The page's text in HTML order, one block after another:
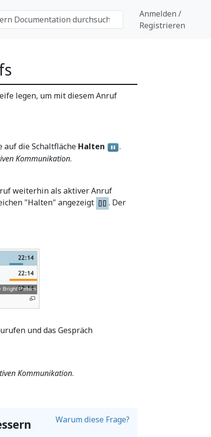
Anmelden /
Registrieren
legen, um mit diesem Anruf
auf die Schaltfläche Halten
.
Kommunikation.
weiterhin als aktiver Anruf
"Halten" angezeigt
. Der
und das Gespräch
Kommunikation.
Warum diese Frage?